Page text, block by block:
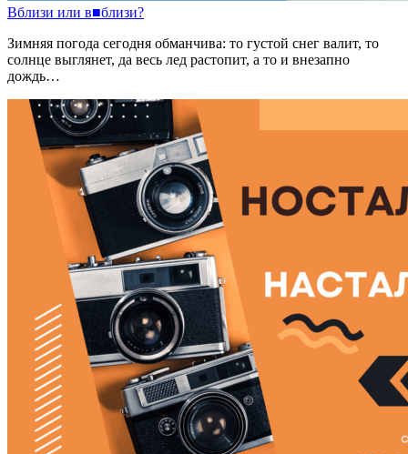
Вблизи или в■близи?
Зимняя погода сегодня обманчива: то густой снег валит, то
солнце выглянет, да весь лед растопит, а то и внезапно
дождь…